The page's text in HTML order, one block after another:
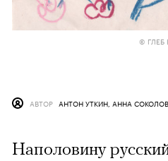
© ГЛЕБ
АВТОР АНТОН УТКИН, АННА
Наполовину